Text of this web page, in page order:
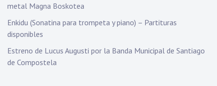
metal Magna Boskotea
Enkidu (Sonatina para trompeta y piano) – Partituras
disponibles
Estreno de Lucus Augusti por la Banda Municipal de Santiago
de Compostela